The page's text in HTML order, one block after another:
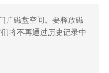
户磁盘空间。要释放磁
将不再通过历史记录中